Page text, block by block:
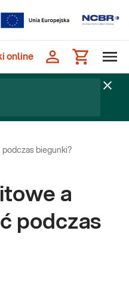
online
biegunki?
a
podczas